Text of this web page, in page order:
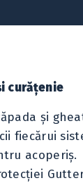
curăţenie
şi
fiecărui
acoperiş.